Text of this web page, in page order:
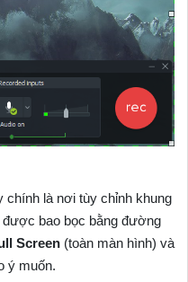
là nơi tùy chỉnh khung
bao bọc bằng đường
Screen (toàn màn hình) và
ý muốn.